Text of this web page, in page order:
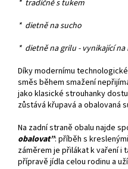
* tradičně s tukem
* dietně na sucho
* dietně na grilu - vynikající
Díky modernímu
směs během smažení
jako klasické strouhanky
zůstává křupavá a obalovaná
Na zadní straně obalu najde
obalovat”: příběh s
záměrem je přilákat k vaření i
přípravě jídla celou rodinu a